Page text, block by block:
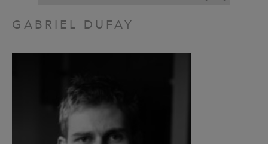
GABRIEL DUFAY